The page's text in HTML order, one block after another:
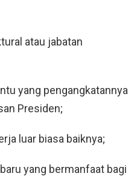
atau jabatan
yang pengangkatannya
Presiden;
luar biasa baiknya;
yang bermanfaat bagi